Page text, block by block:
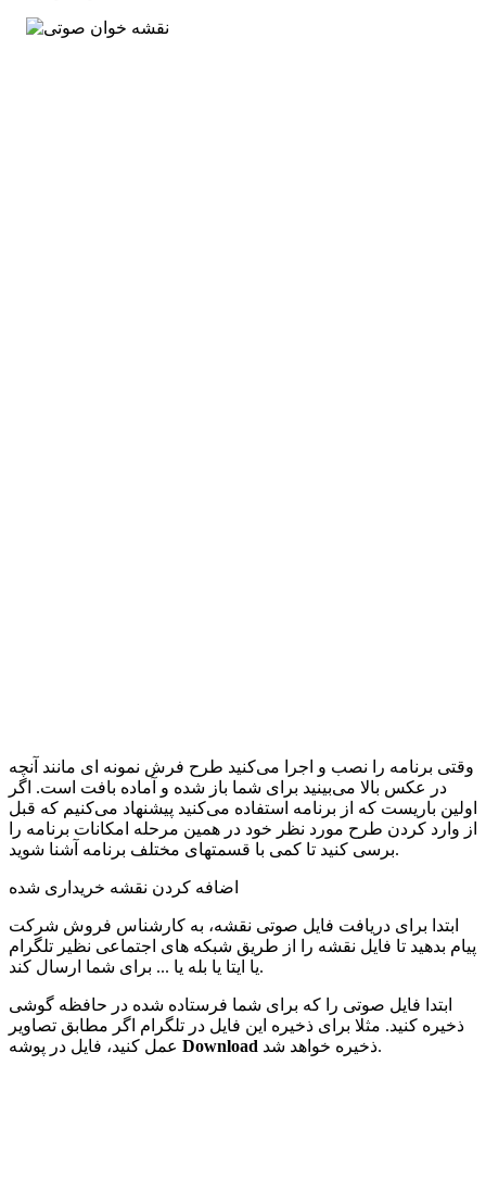
وقتی برنامه را نصب و اجرا می‌کنید طرح فرش نمونه ای مانند آنچه
در عکس بالا می‌بینید برای شما باز شده و آماده بافت است. اگر
اولین باریست که از برنامه استفاده می‌کنید پیشنهاد می‌کنیم که قبل
از وارد کردن طرح مورد نظر خود در همین مرحله امکانات برنامه را
برسی کنید تا کمی با قسمتهای مختلف برنامه آشنا شوید.
اضافه کردن نقشه خریداری شده
ابتدا برای دریافت فایل صوتی نقشه، به کارشناس فروش شرکت
پیام بدهید تا فایل نقشه را از طریق شبکه های اجتماعی نظیر تلگرام
یا ایتا یا بله یا ... برای شما ارسال کند.
ابتدا فایل صوتی را که برای شما فرستاده شده در حافظه گوشی
ذخیره کنید. مثلا برای ذخیره این فایل در تلگرام اگر مطابق تصاویر
Download ذخیره خواهد شد.